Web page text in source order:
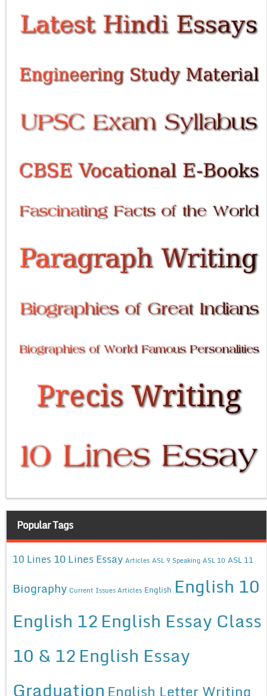
Popular Tags
10 Lines 10 Lines Essay Articles ASL 9 Speaking ASL 10 ASL 11
Biography Current Issues Articles English English 10
English 12English Essay Class
10 & 12English Essay
Graduation